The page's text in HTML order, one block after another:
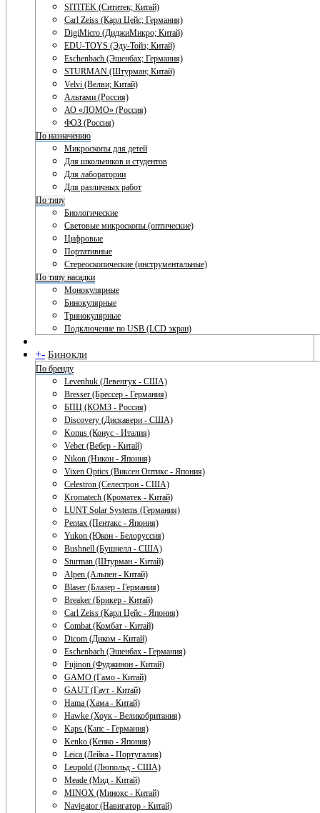
SITITEK (Сититек; Китай)
Carl Zeiss (Карл Цейс; Германия)
DigiMicro (ДиджиМикро; Китай)
EDU-TOYS (Эду-Тойз; Китай)
Eschenbach (Эшенбах; Германия)
STURMAN (Штурман; Китай)
Velvi (Велви; Китай)
Альтами (Россия)
АО «ЛОМО» (Россия)
ФОЗ (Россия)
По назначению
Микроскопы для детей
Для школьников и студентов
Для лаборатории
Для различных работ
По типу
Биологические
Световые микроскопы (оптические)
Цифровые
Портативные
Стереоскопические (инструментальные)
По типу насадки
Монокулярные
Бинокулярные
Тринокулярные
Подключение по USB (LCD экран)
+- Бинокли
По бренду
Levenhuk (Левенгук - США)
Bresser (Брессер - Германия)
БПЦ (КОМЗ - Россия)
Discovery (Дискавери - США)
Konus (Конус - Италия)
Veber (Вебер - Китай)
Nikon (Никон - Япония)
Vixen Optics (Виксен Оптикс - Япония)
Celestron (Селестрон - США)
Kromatech (Кроматек - Китай)
LUNT Solar Systems (Германия)
Pentax (Пентакс - Япония)
Yukon (Юкон - Белоруссия)
Bushnell (Бушнелл - США)
Sturman (Штурман - Китай)
Alpen (Альпен - Китай)
Blaser (Блазер - Германия)
Breaker (Брикер - Китай)
Carl Zeiss (Карл Цейс - Япония)
Combat (Комбат - Китай)
Dicom (Диком - Китай)
Eschenbach (Эшенбах - Германия)
Fujinon (Фуджинон - Китай)
GAMO (Гамо - Китай)
GAUT (Гаут - Китай)
Hama (Хама - Китай)
Hawke (Хоук - Великобритания)
Kaps (Капс - Германия)
Kenko (Кенко - Япония)
Leica (Лейка - Португалия)
Leupold (Люпольд - США)
Meade (Мид - Китай)
MINOX (Минокс - Китай)
Navigator (Навигатор - Китай)